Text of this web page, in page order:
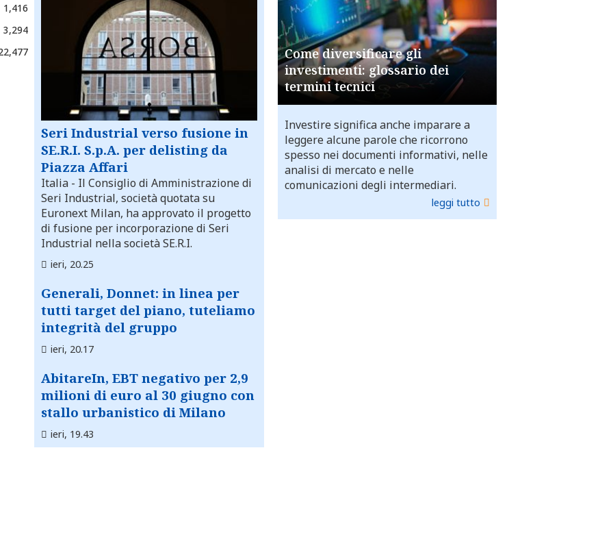
1,416
3,294
Seri Industrial verso fusione in
SE.R.I. S.p.A. per delisting da
Piazza Affari
Italia - Il Consiglio di Amministrazione di
Seri Industrial, società quotata su
Euronext Milan, ha approvato il progetto
di fusione per incorporazione di Seri
Industrial nella società SE.R.I.
ieri, 20.25
Generali, Donnet: in linea per
tutti target del piano, tuteliamo
integrità del gruppo
ieri, 20.17
AbitareIn, EBT negativo per 2,9
milioni di euro al 30 giugno con
stallo urbanistico di Milano
ieri, 19.43
Come diversificare gli
investimenti: glossario dei
termini tecnici
Investire significa anche imparare a
leggere alcune parole che ricorrono
spesso nei documenti informativi, nelle
analisi di mercato e nelle
comunicazioni degli intermediari.
leggi tutto